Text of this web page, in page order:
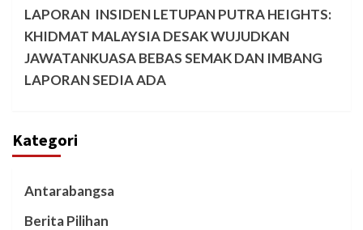
LAPORAN INSIDEN LETUPAN PUTRA HEIGHTS:
KHIDMAT MALAYSIA DESAK WUJUDKAN
JAWATANKUASA BEBAS SEMAK DAN IMBANG
LAPORAN SEDIA ADA
Kategori
Antarabangsa
Berita Pilihan